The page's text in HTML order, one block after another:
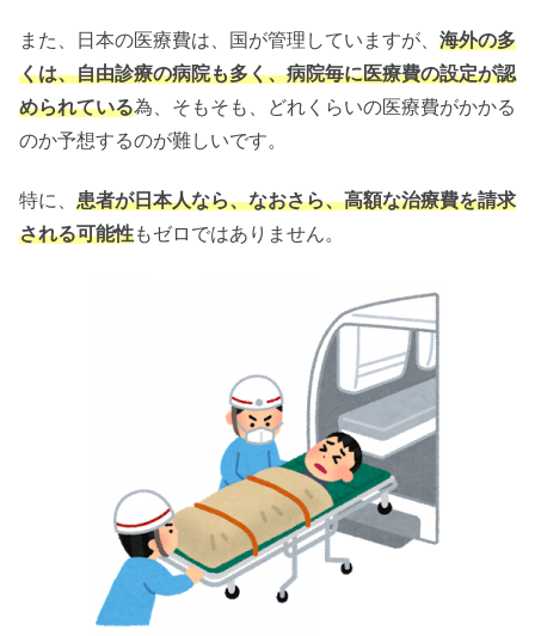
また、日本の医療費は、国が管理していますが、 海外の多
くは、自由診療の病院も多く、病院毎に医療費の設定が認
められている為、そもそも、どれくらいの医療費がかかる
のか予想するのが難しいです。
特に、 患者が日本人なら、なおさら、高額な治療費を請求
される可能性もゼロではありません。